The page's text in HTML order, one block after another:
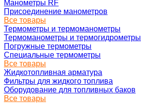
Манометры RF
Присоединение манометров
Все товары
Термометры и термоманометры
Термоманометры и термогидрометры
Погружные термометры
Специальные термометры
Все товары
Жидкотопливная арматура
Фильтры для жидкого топлива
Оборудование для топливных баков
Все товары